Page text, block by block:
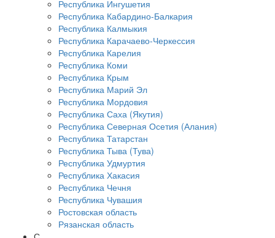
Республика Ингушетия
Республика Кабардино-Балкария
Республика Калмыкия
Республика Карачаево-Черкессия
Республика Карелия
Республика Коми
Республика Крым
Республика Марий Эл
Республика Мордовия
Республика Саха (Якутия)
Республика Северная Осетия (Алания)
Республика Татарстан
Республика Тыва (Тува)
Республика Удмуртия
Республика Хакасия
Республика Чечня
Республика Чувашия
Ростовская область
Рязанская область